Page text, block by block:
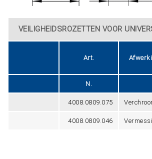
VEILIGHEIDSROZETTEN VOOR
Art.
N.
4008.0809.075
4008.0809.046